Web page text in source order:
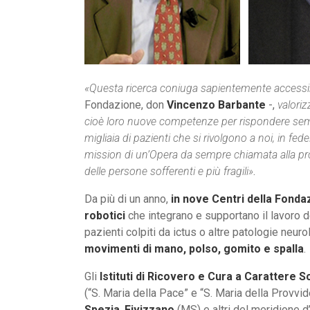
«Questa ricerca coniuga sapientemente
Fondazione, don Vincenzo Barbante -,
cioè loro nuove competenze per rispondere
migliaia di pazienti che si rivolgono a noi, in
mission di un’Opera da sempre chiamata alla
delle persone sofferenti e più fragili».
Da più di un anno, in nove Centri della
robotici che integrano e supportano il lavoro
pazienti colpiti da ictus o altre patologie
movimenti di mano, polso, gomito e spalla.
Gli Istituti di Ricovero e Cura a Carattere
(“S. Maria della Pace” e “S. Maria della